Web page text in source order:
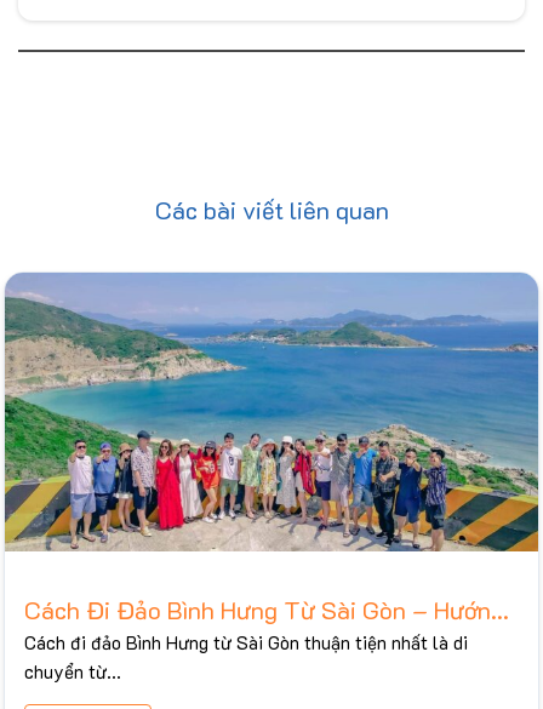
Các bài viết liên quan
Cách Đi Đảo Bình Hưng Từ Sài Gòn – Hướng
Dẫn 3 Chặng Chi Tiết 2026
Cách đi đảo Bình Hưng từ Sài Gòn thuận tiện nhất là di
chuyển từ...